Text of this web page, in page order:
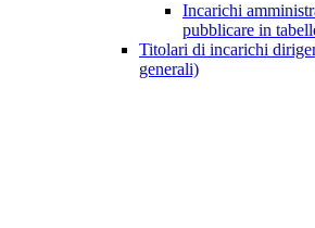
Incarichi
pubblicare in
Titolari di incarichi
generali)